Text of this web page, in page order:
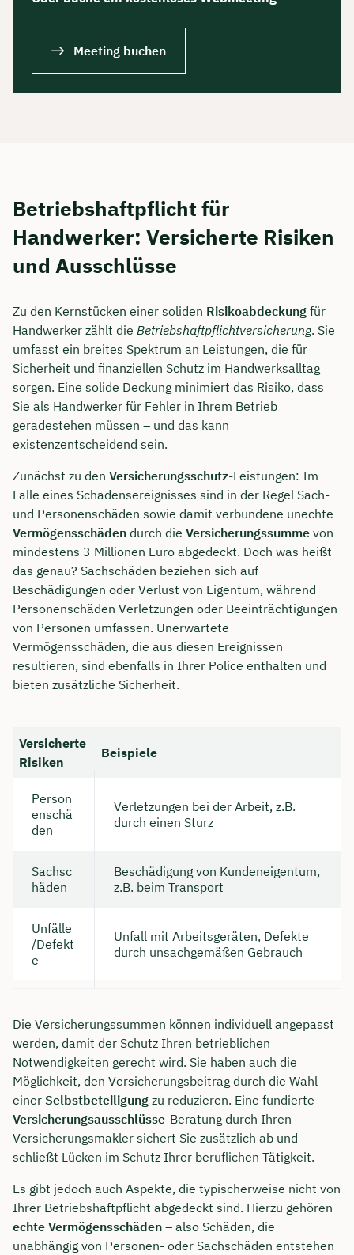
Meeting buchen
Betriebshaftpflicht für
Handwerker: Versicherte Risiken
und Ausschlüsse
Zu den Kernstücken einer soliden Risikoabdeckung für
Handwerker zählt die Betriebshaftpflichtversicherung. Sie
umfasst ein breites Spektrum an Leistungen, die für
Sicherheit und finanziellen Schutz im Handwerksalltag
sorgen. Eine solide Deckung minimiert das Risiko, dass
Sie als Handwerker für Fehler in Ihrem Betrieb
geradestehen müssen – und das kann
existenzentscheidend sein.
Zunächst zu den Versicherungsschutz-Leistungen: Im
Falle eines Schadensereignisses sind in der Regel Sach-
und Personenschäden sowie damit verbundene unechte
Vermögensschäden durch die Versicherungssumme von
mindestens 3 Millionen Euro abgedeckt. Doch was heißt
das genau? Sachschäden beziehen sich auf
Beschädigungen oder Verlust von Eigentum, während
Personenschäden Verletzungen oder Beeinträchtigungen
von Personen umfassen. Unerwartete
Vermögensschäden, die aus diesen Ereignissen
resultieren, sind ebenfalls in Ihrer Police enthalten und
bieten zusätzliche Sicherheit.
Versicherte
Risiken
Beispiele
Person
enschä
den
Verletzungen bei der Arbeit, z.B.
durch einen Sturz
Sachsc
häden
Beschädigung von Kundeneigentum,
z.B. beim Transport
Unfälle
/Defekt
e
Unfall mit Arbeitsgeräten, Defekte
durch unsachgemäßen Gebrauch
Die Versicherungssummen können individuell angepasst
werden, damit der Schutz Ihren betrieblichen
Notwendigkeiten gerecht wird. Sie haben auch die
Möglichkeit, den Versicherungsbeitrag durch die Wahl
einer Selbstbeteiligung zu reduzieren. Eine fundierte
Versicherungsausschlüsse-Beratung durch Ihren
Versicherungsmakler sichert Sie zusätzlich ab und
schließt Lücken im Schutz Ihrer beruflichen Tätigkeit.
Es gibt jedoch auch Aspekte, die typischerweise nicht von
Ihrer Betriebshaftpflicht abgedeckt sind. Hierzu gehören
echte Vermögensschäden – also Schäden, die
unabhängig von Personen- oder Sachschäden entstehen
Dauer: ca. 30 Minuten
Kostenfrei & unverbindlich